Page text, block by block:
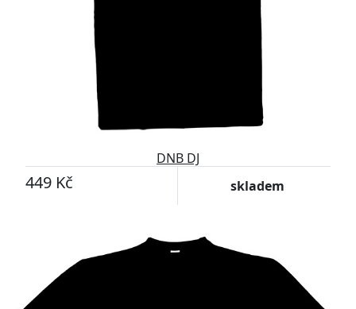
DNB DJ
449 Kč skladem